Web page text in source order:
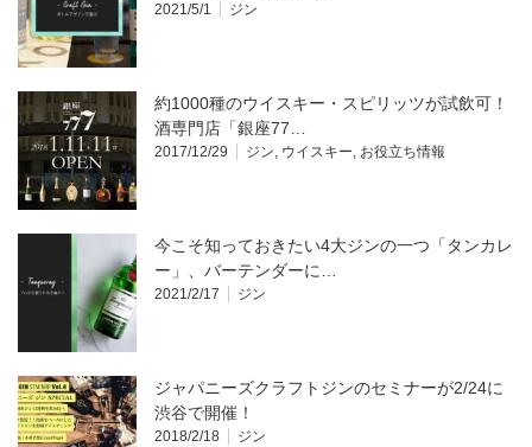
2021/5/1 ジン
約1000種のウイスキー・スピリッツが試飲可！
酒専門店「銀座77…
2017/12/29 ジン, ウイスキー, お役立ち情報
今こそ知っておきたい4大ジンの一つ「タンカレ
ー」、バーテンダーに…
2021/2/17 ジン
ジャパニーズクラフトジンのセミナーが2/24に
渋谷で開催！
2018/2/18 ジン